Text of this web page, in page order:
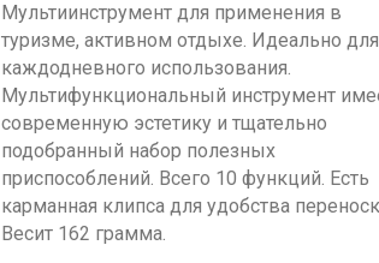
Мультиинструмент для применения в
туризме, активном отдыхе. Идеально для
каждодневного использования.
Мультифункциональный инструмент
современную эстетику и тщательно
подобранный набор полезных
приспособлений. Всего 10 функций. Есть
карманная клипса для удобства
Весит 162 грамма.